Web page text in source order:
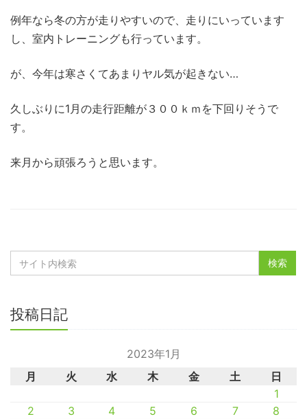
例年なら冬の方が走りやすいので、走りにいっています
し、室内トレーニングも行っています。
が、今年は寒さくてあまりヤル気が起きない…
久しぶりに1月の走行距離が３００ｋｍを下回りそうで
す。
来月から頑張ろうと思います。
投稿日記
2023年1月
月
火 水 木 金 土
日
1
2
3 4 5 6 7
8